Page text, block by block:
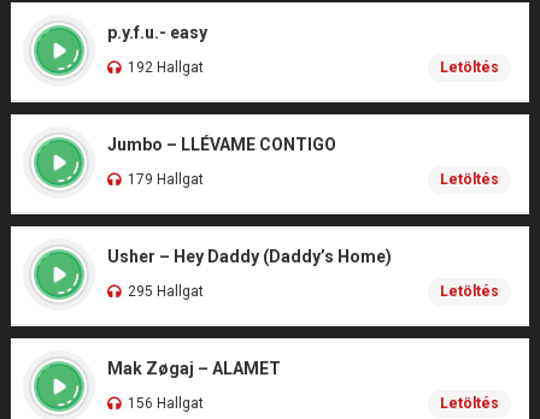
p.y.f.u.- easy
192 Hallgat Letöltés
Jumbo – LLÉVAME CONTIGO
179 Hallgat Letöltés
Usher – Hey Daddy (Daddy’s Home)
295 Hallgat Letöltés
Mak Zøgaj – ALAMET
156 Hallgat Letöltés